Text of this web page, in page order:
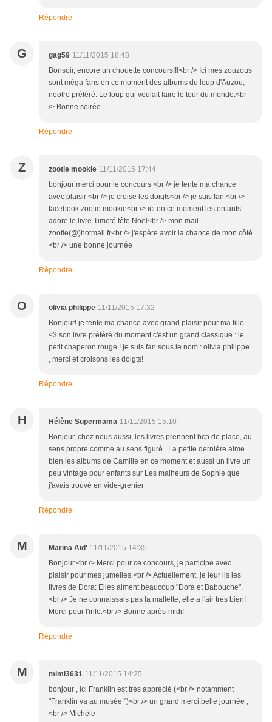
Répondre
G gag59 11/11/2015 18:48
Bonsoir, encore un chouette concours!!!<br /> Ici mes zouzous
sont méga fans en ce moment des albums du loup d'Auzou,
neotre préféré: Le loup qui voulait faire le tour du monde.<br
/> Bonne soirée
Répondre
Z zootie mookie 11/11/2015 17:44
bonjour merci pour le concours <br /> je tente ma chance
avec plaisir <br /> je croise les doigts<br /> je suis fan:<br />
facebook zootie mookie<br /> ici en ce moment les enfants
adore le livre Timoté fête Noël<br /> mon mail
zootie(@)hotmail.fr<br /> j'espère avoir la chance de mon côté
<br /> une bonne journée
Répondre
O olivia philippe 11/11/2015 17:32
Bonjour! je tente ma chance avec grand plaisir pour ma fille
<3 son livre préféré du moment c'est un grand classique : le
petit chaperon rouge ! je suis fan sous le nom : olivia philippe
, merci et croisons les doigts!
Répondre
H Hélène Supermama 11/11/2015 15:10
Bonjour, chez nous aussi, les livres prennent bcp de place, au
sens propre comme au sens figuré . La petite dernière aime
bien les albums de Camille en ce moment et aussi un livre un
peu vintage pour enfants sur Les malheurs de Sophie que
j'avais trouvé en vide-grenier
Répondre
M Marina Aid' 11/11/2015 14:35
Bonjour.<br /> Merci pour ce concours, je participe avec
plaisir pour mes jumelles.<br /> Actuellement, je leur lis les
livres de Dora: Elles aiment beaucoup "Dora et Babouche".
<br /> Je ne connaissais pas la mallette; elle a l'air très bien!
Merci pour l'info.<br /> Bonne après-midi!
Répondre
M mimi3631 11/11/2015 14:25
bonjour , ici Franklin est très apprécié (<br /> notamment
"Franklin va au musée ")<br /> un grand merci,belle journée ,
<br /> Michèle